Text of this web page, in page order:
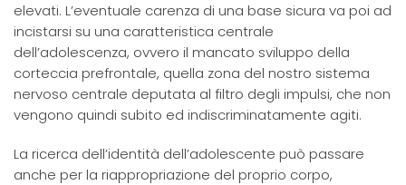
elevati. L’eventuale carenza di una base sicura va poi ad
incistarsi su una caratteristica centrale
dell’adolescenza, ovvero il mancato sviluppo della
corteccia prefrontale, quella zona del nostro sistema
nervoso centrale deputata al filtro degli impulsi, che non
vengono quindi subito ed indiscriminatamente agiti.
La ricerca dell’identità dell’adolescente può passare
anche per la riappropriazione del proprio corpo,